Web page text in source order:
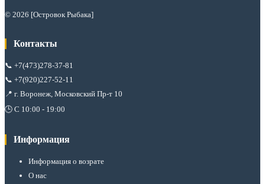
© 2026 [Островок Рыбака]
Контакты
📞 +7(473)278-37-81
📞 +7(920)227-52-11
📍 г. Воронеж, Московский Пр-т 10
🕒 С 10:00 - 19:00
Информация
Информация о возрате
О нас